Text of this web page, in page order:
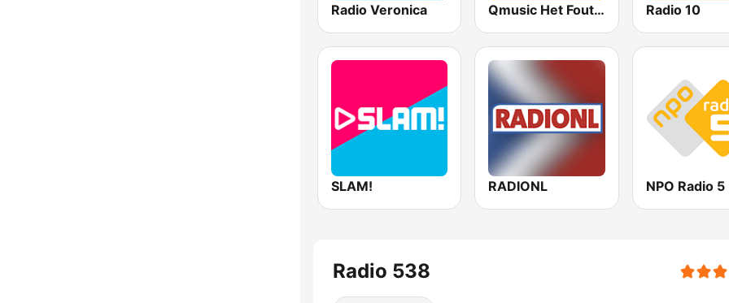
Radio Veronica Qmusic Het Foute Uur Radio 10
SLAM! RADIONL NPO Radio 5
Radio 538